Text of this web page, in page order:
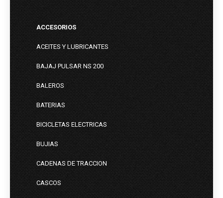
ACCESORIOS
ACEITES Y LUBRICANTES
BAJAJ PULSAR NS 200
BALEROS
BATERIAS
BICICLETAS ELECTRICAS
BUJIAS
CADENAS DE TRACCION
CASCOS